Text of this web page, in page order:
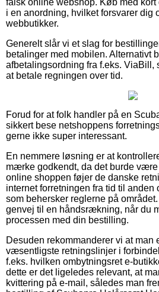
i en anordning, hvilket forsvarer dig
webbutikker.
Generelt slår vi et slag for
betalinger med mobilen. Alternativt
afbetalingsordning fra f.eks. ViaBill,
at betale regningen over tid.
Forud for at folk handler på en
sikkert bese netshoppens
gerne ikke super interessant.
En nemmere løsning er at
mærke godkendt, da det burde
online shoppen føjer de danske
internet forretningen fra tid til
som behersker reglerne på
genvej til en håndsrækning, når du
processen med din bestilling.
Desuden rekommanderer vi at man
væsentligste retningslinjer i
f.eks. hvilken ombytningsret e-
dette er det ligeledes relevant, at
kvittering på e-mail, således man